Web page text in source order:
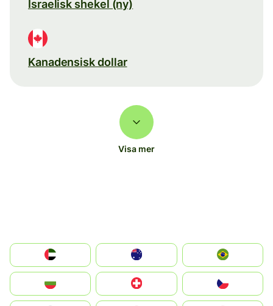
Israelisk shekel (ny)
Kanadensisk dollar
Visa mer
الإمارات العربية المتحدة
Switzerland